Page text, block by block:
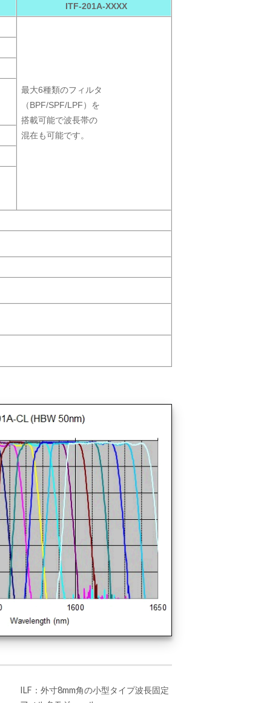
ITF-201A-XXXX
最大6種類のフィルタ
（BPF/SPF/LPF）を
搭載可能で波長帯の
混在も可能です。
ILF：外寸8mm角の小型タイプ波長固定